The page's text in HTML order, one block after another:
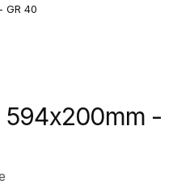
GR 40
594x200mm -